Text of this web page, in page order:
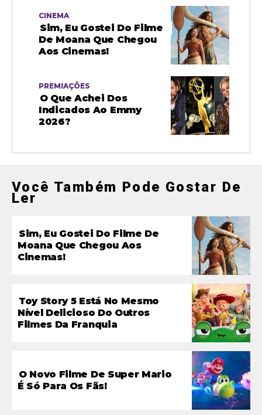
CINEMA
Sim, Eu Gostei Do Filme
De Moana Que Chegou
Aos Cinemas!
PREMIAÇÕES
O Que Achei Dos
Indicados Ao Emmy
2026?
Você Também Pode Gostar De
Ler
Sim, Eu Gostei Do Filme De
Moana Que Chegou Aos
Cinemas!
Toy Story 5 Está No Mesmo
Nível Delicioso Do Outros
Filmes Da Franquia
O Novo Filme De Super Mario
É Só Para Os Fãs!